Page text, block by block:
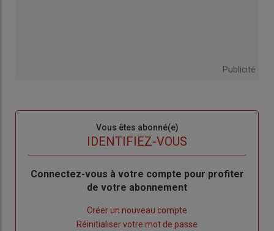
Publicité
Vous êtes abonné(e)
IDENTIFIEZ-VOUS
Body
Connectez-vous à votre compte pour profiter
de votre abonnement
Créer un nouveau compte
Réinitialiser votre mot de passe